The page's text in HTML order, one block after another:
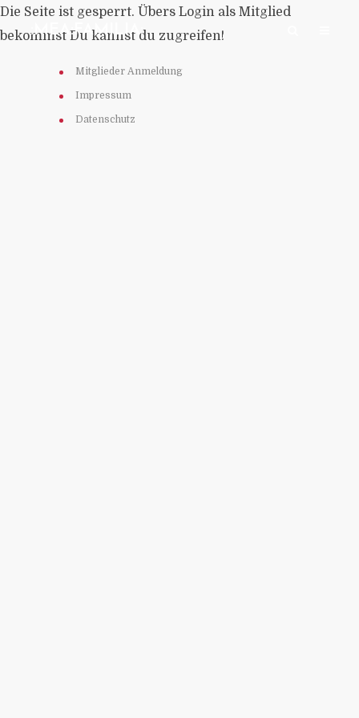
:MEA:FAMILIA:
Die Seite ist gesperrt. Übers Login als Mitglied
bekommst Du kannst du zugreifen!
Mitglieder Anmeldung
Impressum
Datenschutz